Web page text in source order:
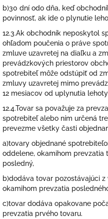
b)30 dní odo dňa, keď
povinnosť, ak ide o plynutie
12.3.Ak obchodník neposkytol
ohľadom poučenia o práve
zmluve uzavretej na diaľku a
prevádzkových priestorov
spotrebiteľ môže odstúpiť od
zmluvy uzavretej mimo
12 mesiacov od uplynutia
12.4.Tovar sa považuje za
spotrebiteľ alebo ním určená
prevezme všetky časti
a)tovary objednané
oddelene, okamihom
posledný,
b)dodáva tovar pozostávajúci
okamihom prevzatia
c)tovar dodáva opakovane
prevzatia prvého tovaru.